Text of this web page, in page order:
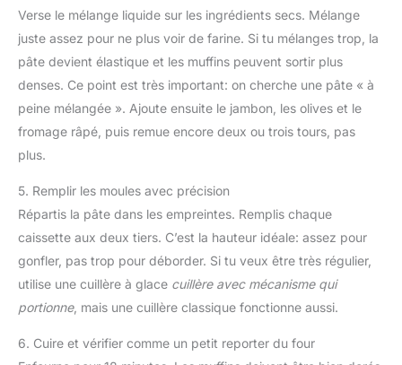
Verse le mélange liquide sur les ingrédients secs. Mélange
juste assez pour ne plus voir de farine. Si tu mélanges trop, la
pâte devient élastique et les muffins peuvent sortir plus
denses. Ce point est très important: on cherche une pâte « à
peine mélangée ». Ajoute ensuite le jambon, les olives et le
fromage râpé, puis remue encore deux ou trois tours, pas
plus.
5. Remplir les moules avec précision
Répartis la pâte dans les empreintes. Remplis chaque
caissette aux deux tiers. C’est la hauteur idéale: assez pour
gonfler, pas trop pour déborder. Si tu veux être très régulier,
utilise une cuillère à glace cuillère avec mécanisme qui
portionne, mais une cuillère classique fonctionne aussi.
6. Cuire et vérifier comme un petit reporter du four